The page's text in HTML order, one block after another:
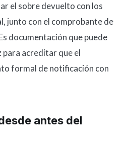
el sobre devuelto con los
junto con el comprobante de
documentación que puede
para acreditar que el
formal de notificación con
antes del